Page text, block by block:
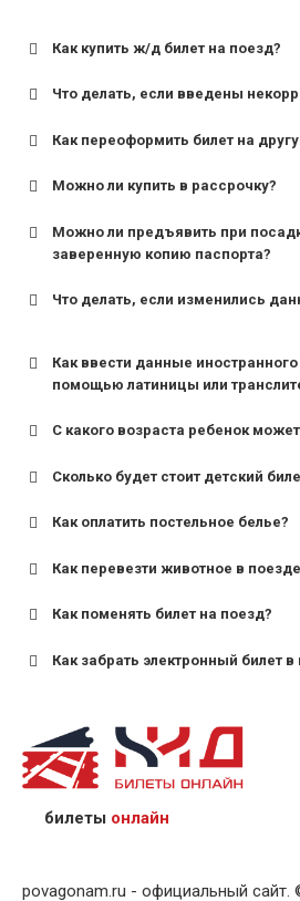
Как купить ж/д билет на поезд?
Что делать, если введены
Как переоформить билет на
Можно ли купить в рассрочку?
Можно ли предъявить при
заверенную копию паспорта?
Что делать, если изменились
Как ввести данные
помощью латиницы или
С какого возраста ребенок
для поездов дальнего
для пригородных поездов — от
Сколько будет стоит детский
Как оплатить постельное белье?
Как перевезти животное в
Как поменять билет на поезд?
Как забрать электронный билет в
назвав кассиру 14-значный
предъявив удостоверение
кого оформлен билет.
билеты онлайн
povagonam.ru - официальный сайт.